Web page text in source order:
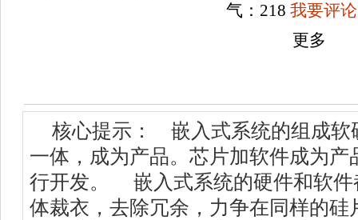
气： 218 我要评
更多
核心提示： 嵌入式系统的组成软
一体，成为产品。芯片加软件成为
行开发。 嵌入式系统的硬件和软件
体裁衣，去除冗余，力争在同样的硅